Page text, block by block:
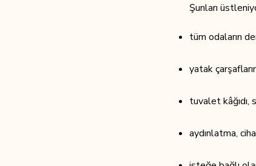
Şunları
tüm odaların
yatak
tuvalet
aydınlatma,